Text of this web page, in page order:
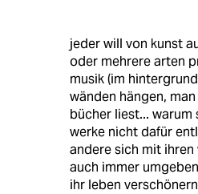
jeder will von kunst
oder mehrere arten
musik (im
wänden hängen,
bücher liest...
werke nicht dafür
andere sich mit
auch immer
ihr leben